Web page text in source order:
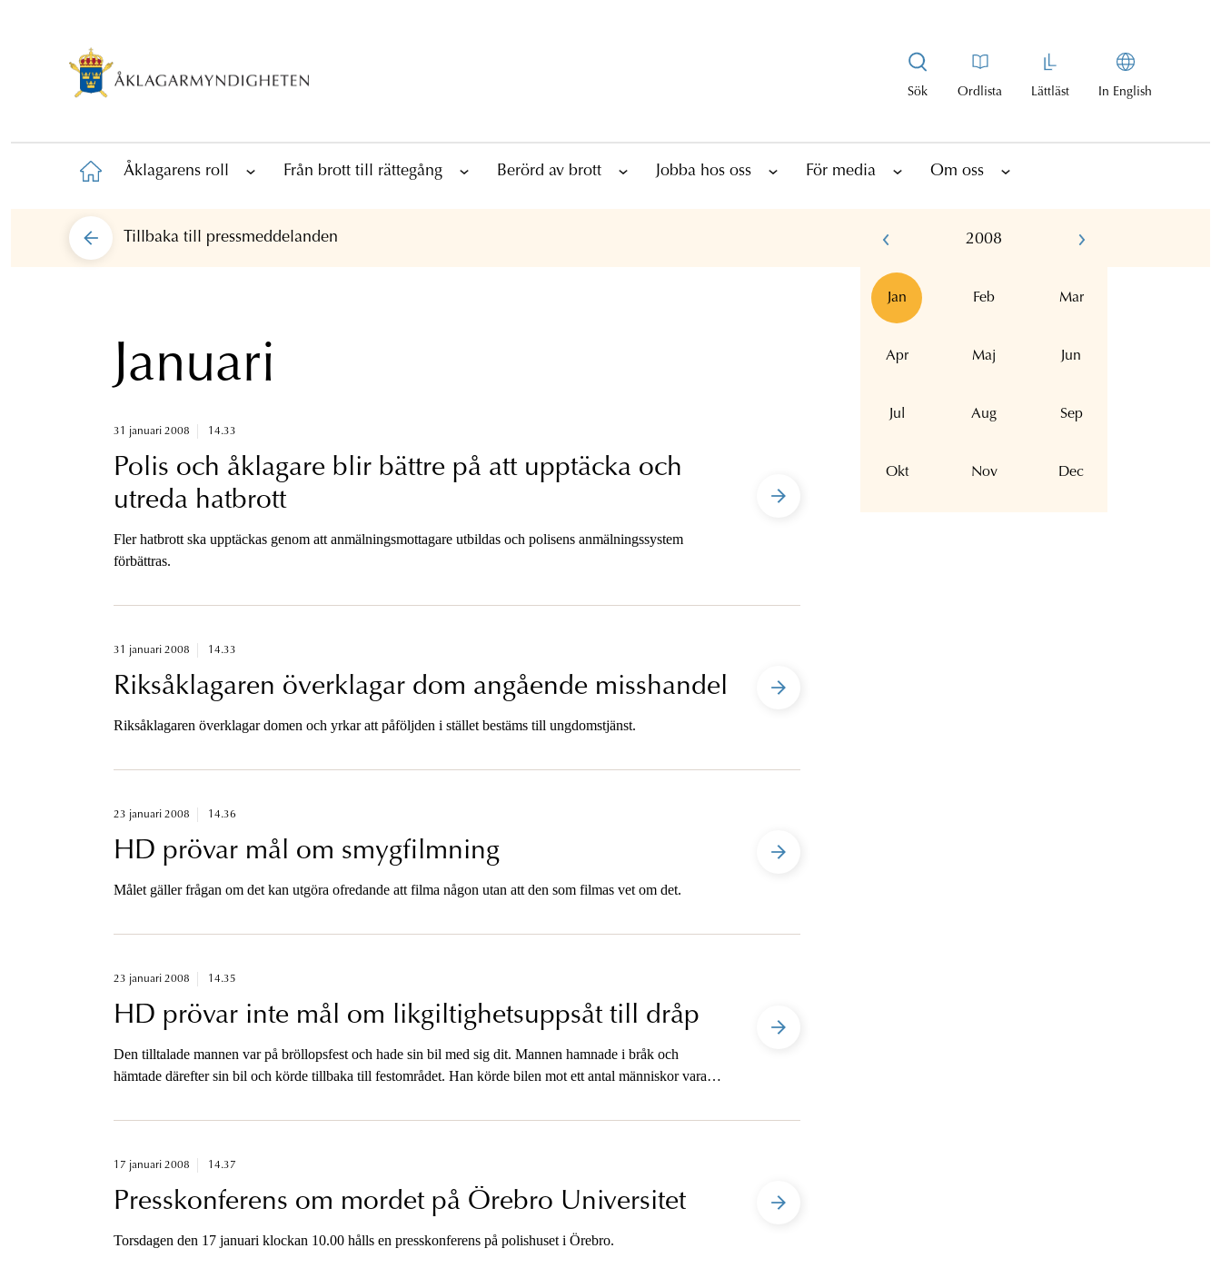
Sök Ordlista Lättläst In English
Åklagarens roll Från brott till rättegång Berörd av brott Jobba hos oss För media Om oss
Tillbaka till pressmeddelanden 2008
Jan Feb Mar
Apr Maj Jun
Jul Aug Sep
Okt Nov Dec
Januari
31 januari 2008 14.33
Polis och åklagare blir bättre på att upptäcka och
utreda hatbrott
Fler hatbrott ska upptäckas genom att anmälningsmottagare utbildas och polisens anmälningssystem
förbättras.
31 januari 2008 14.33
Riksåklagaren överklagar dom angående misshandel
Riksåklagaren överklagar domen och yrkar att påföljden i stället bestäms till ungdomstjänst.
23 januari 2008 14.36
HD prövar mål om smygfilmning
Målet gäller frågan om det kan utgöra ofredande att filma någon utan att den som filmas vet om det.
23 januari 2008 14.35
HD prövar inte mål om likgiltighetsuppsåt till dråp
Den tilltalade mannen var på bröllopsfest och hade sin bil med sig dit. Mannen hamnade i bråk och
hämtade därefter sin bil och körde tillbaka till festområdet. Han körde bilen mot ett antal människor varav
17 januari 2008 14.37
Presskonferens om mordet på Örebro Universitet
Torsdagen den 17 januari klockan 10.00 hålls en presskonferens på polishuset i Örebro.